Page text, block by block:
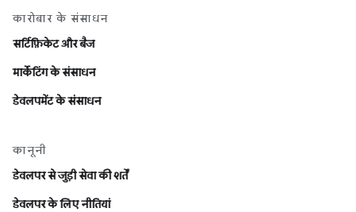
कारोबार के संसाधन
सर्टिफ़िकेट और बैज
मार्केटिंग के संसाधन
डेवलपमेंट के संसाधन
कानूनी
डेवलपर से जुड़ी सेवा की शर्तें
डेवलपर के लिए नीतियां